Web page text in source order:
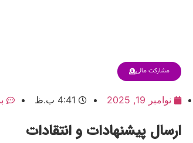
مشارکت مالی
نوامبر 19, 2025 4:41 ب.ظ
ارسال پیشنهادات و انتقادات